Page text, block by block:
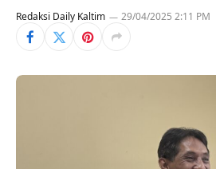
Redaksi Daily Kaltim 29/04/2025 2:11 PM